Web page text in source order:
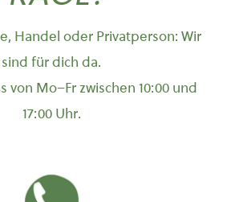
Handel oder Privatperson: Wir
sind für dich da.
von Mo–Fr zwischen 10:00 und
17:00 Uhr.